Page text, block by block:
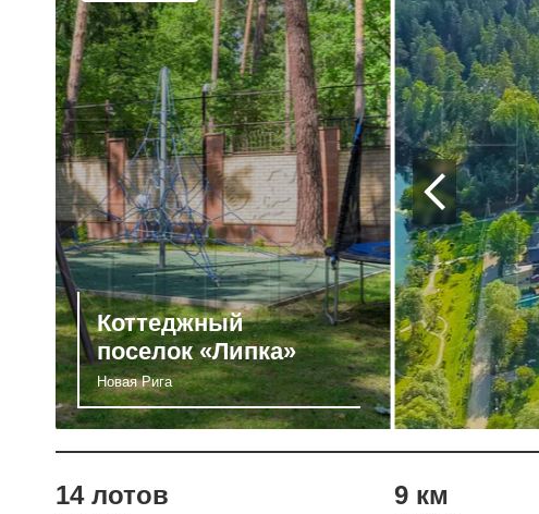
Коттеджный
поселок «Липка»
Новая Рига
14 лотов 9 км